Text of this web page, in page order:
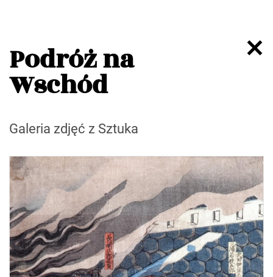
Podróż na
Wschód
Galeria zdjęć z Sztuka